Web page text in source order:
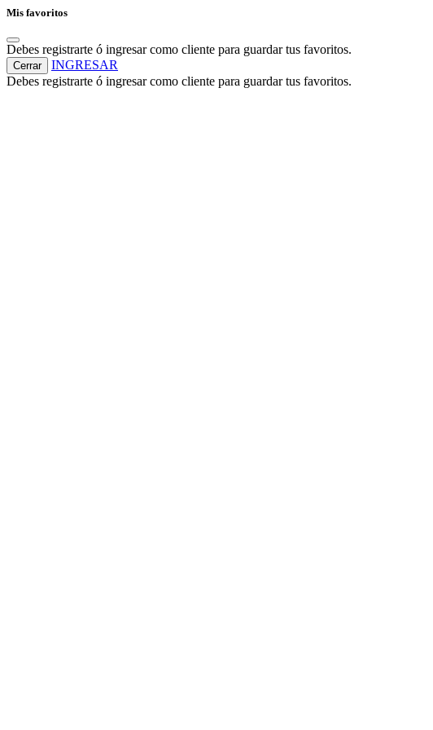
Mis favoritos
Debes registrarte ó ingresar como cliente para guardar tus favoritos.
Cerrar
INGRESAR
Debes registrarte ó ingresar como cliente para guardar tus favoritos.